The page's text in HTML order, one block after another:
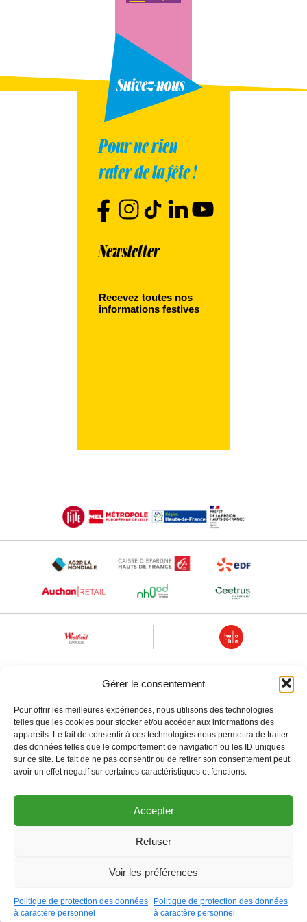
Gérer le consentement
Pour offrir les meilleures expériences, nous utilisons des technologies
telles que les cookies pour stocker et/ou accéder aux informations des
appareils. Le fait de consentir à ces technologies nous permettra de traiter
des données telles que le comportement de navigation ou les ID uniques
sur ce site. Le fait de ne pas consentir ou de retirer son consentement peut
avoir un effet négatif sur certaines caractéristiques et fonctions.
Accepter
Refuser
Voir les préférences
Politique de protection des données
à caractère personnel
Politique de protection des données
à caractère personnel
Agenda
Pour ne rien
rater de la fête !
Newsletter
Recevez toutes nos
informations festives
Politique de protection des données à caractère personnel
Mentions Légales